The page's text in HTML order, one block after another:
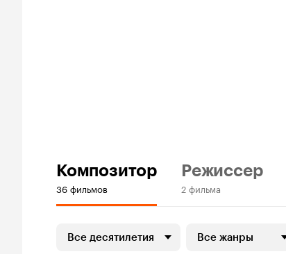
Композитор
36 фильмов
Режиссер
2 фильма
Все десятилетия Все жанры